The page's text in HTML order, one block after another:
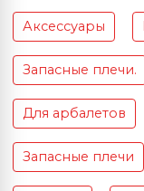
Аксессуары
Запасные плечи.
Для арбалетов
Запасные плечи